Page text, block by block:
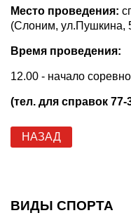
Место проведения:
(Слоним, ул.Пушкина,
Время проведения:
12.00 - начало
(тел. для справок 77-
НАЗАД
ВИДЫ СПОРТА